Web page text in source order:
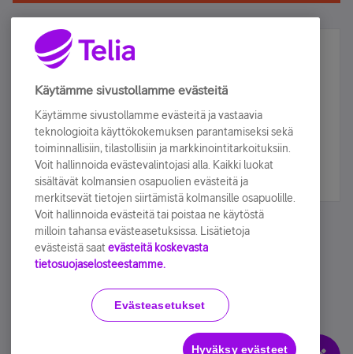
Älä jää paitsi – osallistu ja voita!
Tilaa Telian uutiskirje ja olet mukana arvonnassa.
sähköpostiisi.
Tilaa nyt
Käyttöehdot Accessibility statement
Käytämme sivustollamme evästeitä
Käytämme sivustollamme evästeitä ja vastaavia
teknologioita käyttökokemuksen parantamiseksi sekä
toiminnallisiin, tilastollisiin ja markkinointitarkoituksiin.
Voit hallinnoida evästevalintojasi alla. Kaikki luokat
sisältävät kolmansien osapuolien evästeitä ja
merkitsevät tietojen siirtämistä kolmansille osapuolille.
Voit hallinnoida evästeitä tai poistaa ne käytöstä
milloin tahansa evästeasetuksissa. Lisätietoja
evästeistä saat evästeitä koskevasta
tietosuojaselosteestamme.
Evästeasetukset
Hyväksy evästeet